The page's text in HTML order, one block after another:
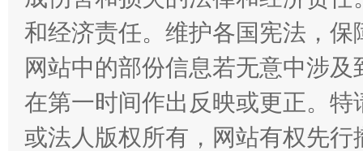
和经济责任。维护各国宪法，
网站中的部份信息若无意中涉
在第一时间作出反映或更正。
或法人版权所有，网站有权先